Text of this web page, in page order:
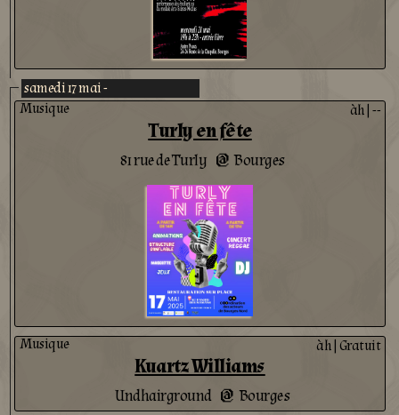
samedi 17 mai -
Musique
Turly en fête
81 rue de Turly @ Bourges
àh|--
Musique
Kuartz Williams
Undhairground @ Bourges
àh|Gratuit